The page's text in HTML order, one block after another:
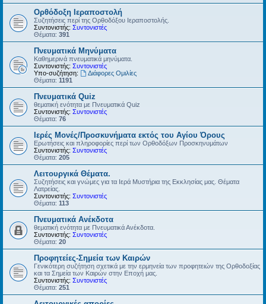
Ορθόδοξη Ιεραποστολή
Συζητήσεις περί της Ορθοδόξου Ιεραποστολής.
Συντονιστής: Συντονιστές
Θέματα: 391
Πνευματικά Μηνύματα
Καθημερινά πνευματικά μηνύματα.
Συντονιστής: Συντονιστές
Υπο-συζήτηση:
Διάφορες Ομιλίες
Θέματα: 1191
Πνευματικά Quiz
θεματική ενότητα με Πνευματικά Quiz
Συντονιστής: Συντονιστές
Θέματα: 76
Ιερές Μονές/Προσκυνήματα εκτός του Αγίου Όρους
Ερωτήσεις και πληροφορίες περί των Ορθοδόξων Προσκηνυμάτων
Συντονιστής: Συντονιστές
Θέματα: 205
Λειτουργικά Θέματα.
Συζητήσεις και γνώμες για τα Ιερά Μυστήρια της Εκκλησίας μας. Θέματα
Λατρείας.
Συντονιστής: Συντονιστές
Θέματα: 113
Πνευματικά Ανέκδοτα
θεματική ενότητα με Πνευματικά Ανέκδοτα.
Συντονιστής: Συντονιστές
Θέματα: 20
Προφητείες-Σημεία των Καιρών
Γενικότερη συζήτηση σχετικά με την ερμηνεία των προφητειών της Ορθοδοξίας
και τα Σημεία των Καιρών στην Εποχή μας.
Συντονιστής: Συντονιστές
Θέματα: 251